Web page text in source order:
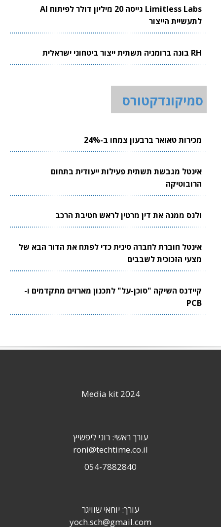
Limitless Labs גייסה 20 מיליון דולר לפיתוח AI
לתעשיית הייצור
RH בונה ברומניה תשתית ייצור ביטחוני ישראלית
סמיקונדקטורס
מכירות טאואר ברבעון צמחו ב-24%
אינטל מגבשת תשתית פעילות ייעודית בתחום
הרובוטיקה
ולנס ממנה את דין מרטין לראש חטיבת הרכב
אינטל חוברת לחברה סינית כדי לפתח את הדור הבא של
מצעי הזכוכית לשבבים
קיידנס השיקה "סוכן-על" לתכנון מארזים מתקדמים ו-
PCB
Media kit 2024
עורך ראשי: רוני ליפשיץ
roni@techtime.co.il
054-7882840
עורך: יוחאי שוויגר
yoch.sch@gmail.com